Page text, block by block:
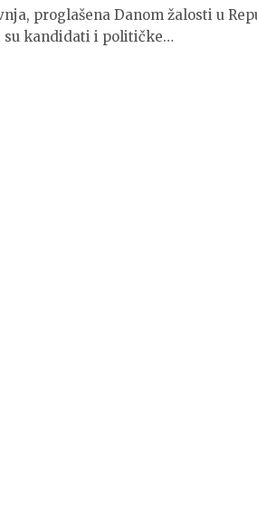
proglašena Danom žalosti u
su kandidati i političke…